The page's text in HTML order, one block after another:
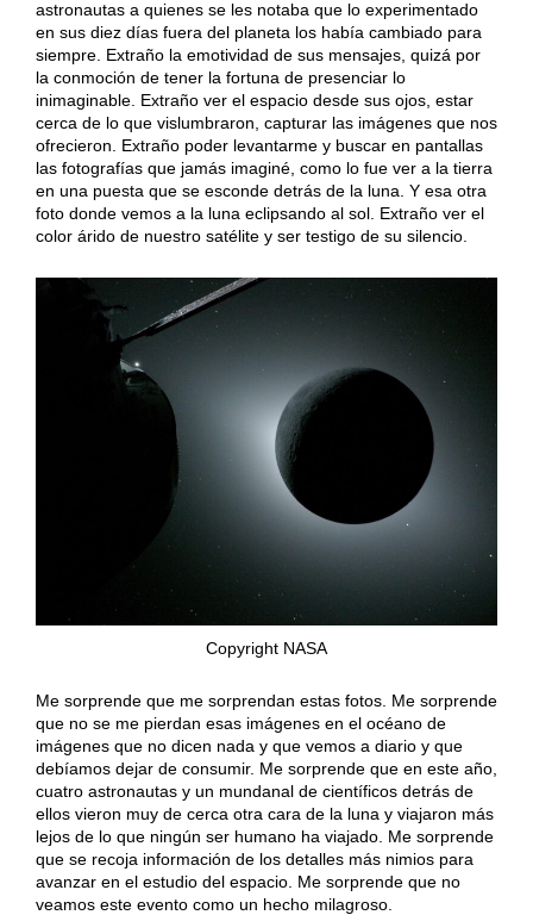
astronautas a quienes se les notaba que lo experimentado
en sus diez días fuera del planeta los había cambiado para
siempre. Extraño la emotividad de sus mensajes, quizá por
la conmoción de tener la fortuna de presenciar lo
inimaginable. Extraño ver el espacio desde sus ojos, estar
cerca de lo que vislumbraron, capturar las imágenes que nos
ofrecieron. Extraño poder levantarme y buscar en pantallas
las fotografías que jamás imaginé, como lo fue ver a la tierra
en una puesta que se esconde detrás de la luna. Y esa otra
foto donde vemos a la luna eclipsando al sol. Extraño ver el
color árido de nuestro satélite y ser testigo de su silencio.
Copyright NASA
Me sorprende que me sorprendan estas fotos. Me sorprende
que no se me pierdan esas imágenes en el océano de
imágenes que no dicen nada y que vemos a diario y que
debíamos dejar de consumir. Me sorprende que en este año,
cuatro astronautas y un mundanal de científicos detrás de
ellos vieron muy de cerca otra cara de la luna y viajaron más
lejos de lo que ningún ser humano ha viajado. Me sorprende
que se recoja información de los detalles más nimios para
avanzar en el estudio del espacio. Me sorprende que no
veamos este evento como un hecho milagroso.